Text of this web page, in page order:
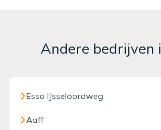
Andere bedrijven
Esso IJsseloordweg
Aaff